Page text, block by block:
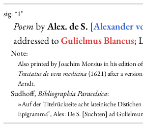
sig. *1v
PoembyAlex. de S. [Alexander
addressed toGulielmus Blancus;
Note:
Also printed by Joachim Morsius in his edition
Tractatus de vera medicina (1621) after a
Arndt.
Sudhoff,Bibliographia Paracelsica:
»Auf der Titelrückseite acht lateinische
Epigramma“, Alex: De S. [Suchten] ad